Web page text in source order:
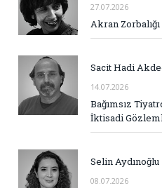
27.07.2026
Akran Zorbalığı
Sacit Hadi
14.07.2026
Bağımsız
İktisadi
Selin Aydınoğlu
08.07.2026